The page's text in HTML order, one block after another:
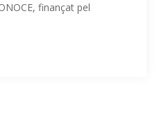
finançat pel